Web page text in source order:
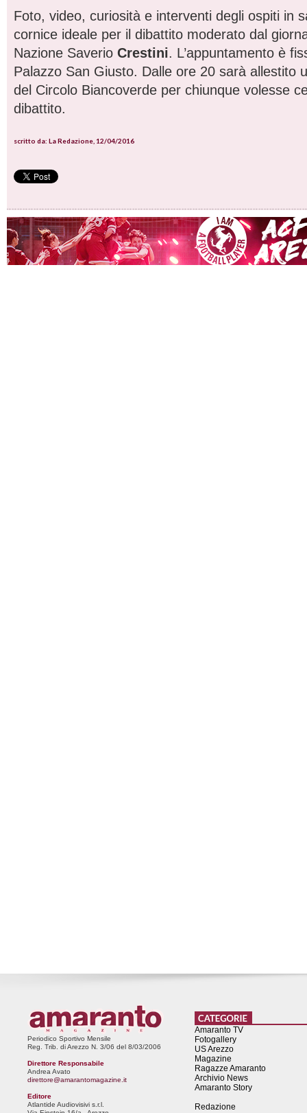
Foto, video, curiosità e interventi degli ospiti in
cornice ideale per il dibattito moderato dal
Nazione Saverio Crestini. L’appuntamento è
Palazzo San Giusto. Dalle ore 20 sarà allestito
del Circolo Biancoverde per chiunque volesse
dibattito.
scritto da: La Redazione, 12/04/2016
Periodico Sportivo Mensile
Reg. Trib. di Arezzo N. 3/06 del 8/03/2006
Direttore Responsabile
Andrea Avato
direttore@amarantomagazine.it
Editore
Atlantide Audiovisivi s.r.l.
Amaranto TV
Fotogallery
US Arezzo
Magazine
Ragazze Amaranto
Archivio News
Amaranto Story
Redazione